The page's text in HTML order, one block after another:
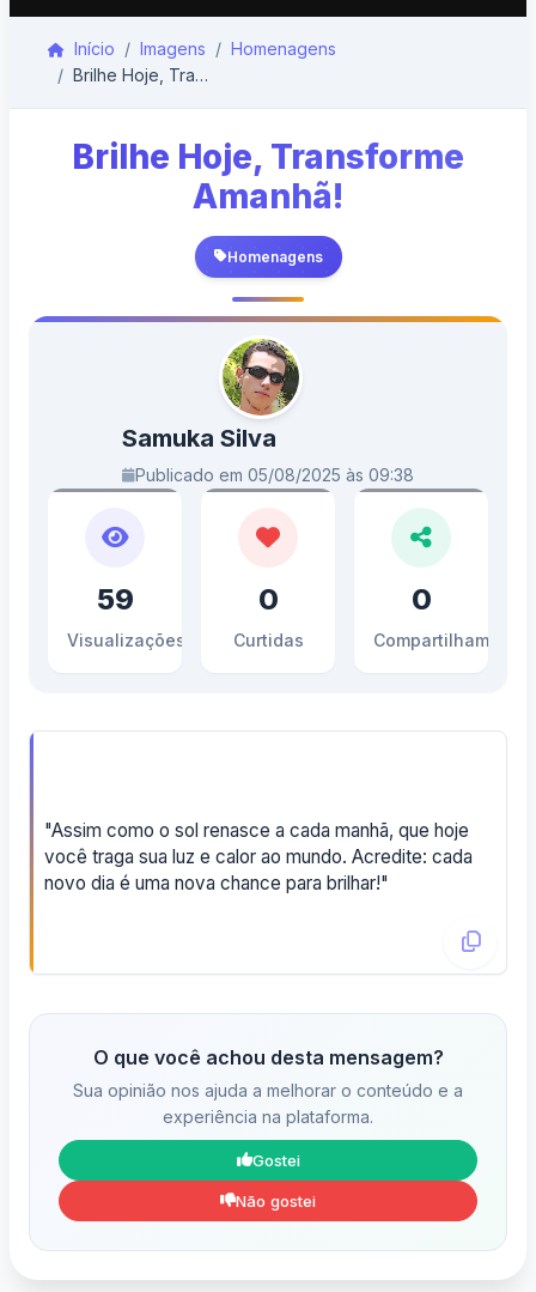
Início Imagens
Homenagens
Brilhe Hoje, Transforme Amanhã!
Brilhe Hoje, Transforme
Amanhã!
Homenagens
Samuka Silva
Publicado em 05/08/2025 às 09:38
59
Visualizações
0
Curtidas
0
Compartilhamentos
"Assim como o sol renasce a cada manhã, que hoje
você traga sua luz e calor ao mundo. Acredite: cada
novo dia é uma nova chance para brilhar!"
O que você achou desta mensagem?
Sua opinião nos ajuda a melhorar o conteúdo e a
experiência na plataforma.
Gostei
Não gostei